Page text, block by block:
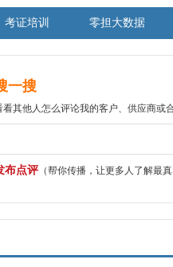
考证培训 零担大数据
一搜
看其他人怎么评论我的客户、供应商或
布点评（帮你传播，让更多人了解最